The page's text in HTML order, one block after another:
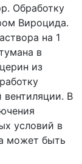
Обработку
Вироцида.
на 1
в
из
вентиляции. В
условий в
может быть